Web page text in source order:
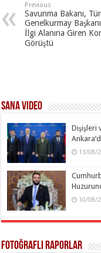
Previous
Savunma Bakanı,
Genelkurmay
İlgi Alanına Giren
Görüştü
SANA Video
Dışişleri
13/08/
10/08/
Fotoğraflı Raporlar